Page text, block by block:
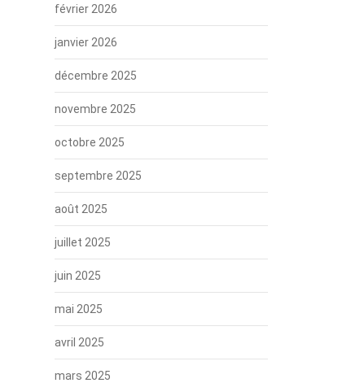
février 2026
janvier 2026
décembre 2025
novembre 2025
octobre 2025
septembre 2025
août 2025
juillet 2025
juin 2025
mai 2025
avril 2025
mars 2025